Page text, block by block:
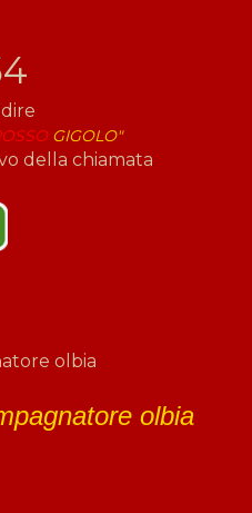
GIGOLO"
della chiamata
olbia
olbia